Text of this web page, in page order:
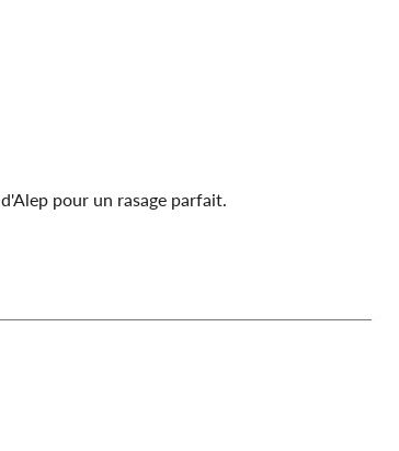
pour un rasage parfait.